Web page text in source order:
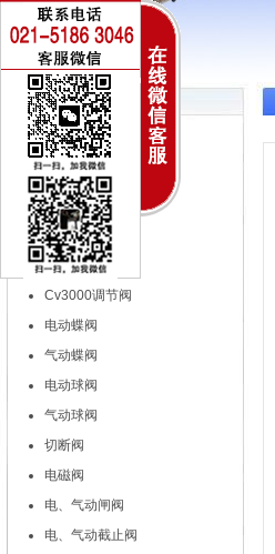
调节阀(控制阀)系列
电动调节阀
气动调节阀
特殊调节阀
自力式调节阀
Cv3000调节阀
电动蝶阀
气动蝶阀
电动球阀
气动球阀
切断阀
电磁阀
电、气动闸阀
电、气动截止阀